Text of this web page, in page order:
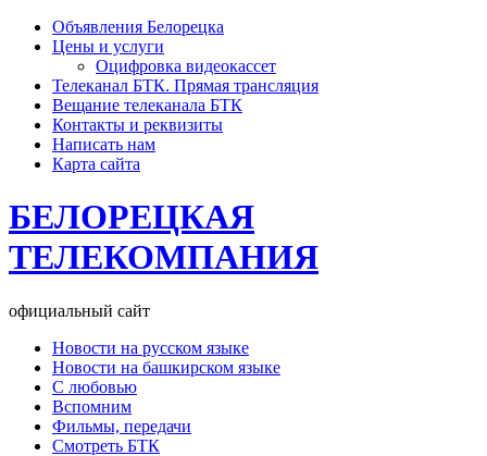
Объявления Белорецка
Цены и услуги
Оцифровка видеокассет
Телеканал БТК. Прямая трансляция
Вещание телеканала БТК
Контакты и реквизиты
Написать нам
Карта сайта
БЕЛОРЕЦКАЯ
ТЕЛЕКОМПАНИЯ
официальный сайт
Новости на русском языке
Новости на башкирском языке
С любовью
Вспомним
Фильмы, передачи
Смотреть БТК